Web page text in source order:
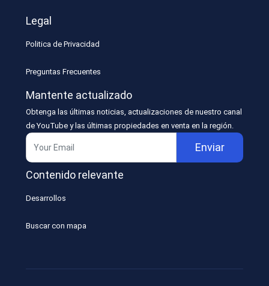
Legal
Politica de Privacidad
Preguntas Frecuentes
Mantente actualizado
Obtenga las últimas noticias, actualizaciones de nuestro canal
de YouTube y las últimas propiedades en venta en la región.
Enviar
Contenido relevante
Desarrollos
Buscar con mapa